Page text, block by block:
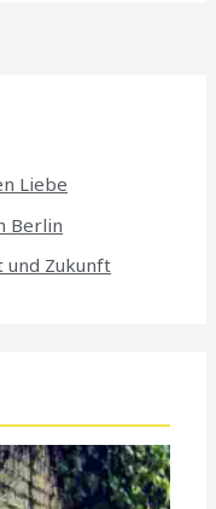
Liebe
Berlin
und Zukunft